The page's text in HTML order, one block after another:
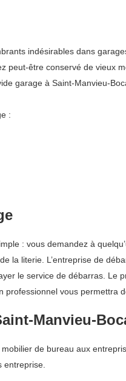
indésirables dans
peut-être conservé de
garage à Saint-Manvieu-
:
: vous demandez à
la literie. L’entreprise de
le service de débarras.
professionnel vous
Manvieu-
de bureau aux